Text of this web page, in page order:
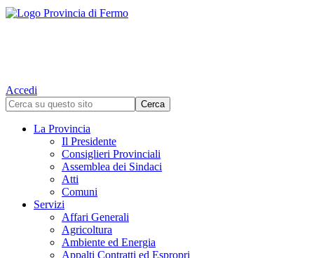
Accedi
La Provincia
Il Presidente
Consiglieri Provinciali
Assemblea dei Sindaci
Atti
Comuni
Servizi
Affari Generali
Agricoltura
Ambiente ed Energia
Appalti Contratti ed Espropri